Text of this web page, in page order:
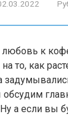
к
то, как
Ну а если вы